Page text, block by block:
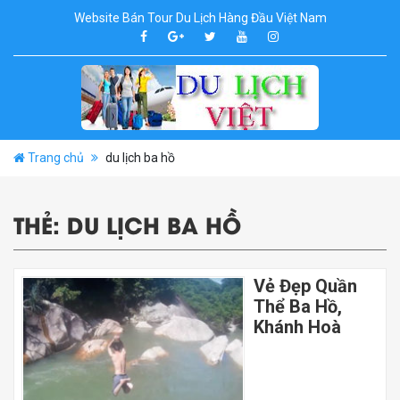
Website Bán Tour Du Lịch Hàng Đầu Việt Nam
Trang chủ du lịch ba hồ
THẺ: DU LỊCH BA HỒ
Vẻ Đẹp Quần
Thể Ba Hồ,
Khánh Hoà